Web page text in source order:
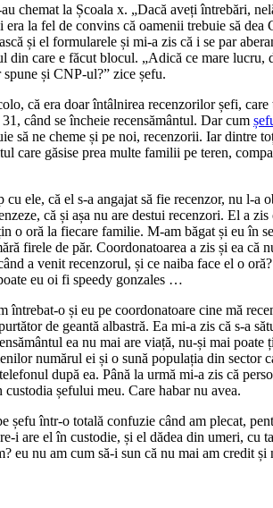
chemat la Școala x. „Dacă aveți întrebări,
la fel de convins că oamenii trebuie să dea
și el formularele și mi-a zis că i se par
din care e făcut blocul. „Adică ce mare lucru,
și CNP-ul?” zice șefu.
că era doar întâlnirea recenzorilor șefi, care
când se încheie recensământul. Dar cum
să ne cheme și pe noi, recenzorii. Iar dintre
care găsise prea multe familii pe teren,
cu ele, că el s-a angajat să fie recenzor, nu l-a
că și așa nu are destui recenzori. El a zis
o oră la fiecare familie. M-am băgat și eu în
firele de păr. Coordonatoarea a zis și ea că
a venit recenzorul, și ce naiba face el o
eu oi fi speedy gonzales …
întrebat-o și eu pe coordonatoare cine mă
de geantă albastră. Ea mi-a zis că s-a
ea nu mai are viață, nu-și mai poate
numărul ei și o sună populația din sector
după ea. Până la urmă mi-a zis că
șefului meu. Care habar nu avea.
șefu într-o totală confuzie când am plecat,
i are el în custodie, și el dădea din umeri, cu
eu nu am cum să-i sun că nu mai am credit